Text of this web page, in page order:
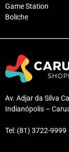
Game Station
Boliche
Av. Adjar da Silva
Indianópolis –
Tel: (81) 3722-9999